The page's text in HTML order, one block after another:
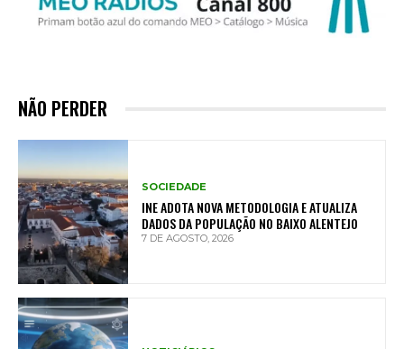
NÃO PERDER
SOCIEDADE
INE ADOTA NOVA METODOLOGIA E ATUALIZA
DADOS DA POPULAÇÃO NO BAIXO ALENTEJO
7 DE AGOSTO, 2026